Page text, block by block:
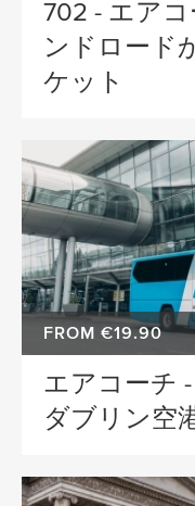
702 - エア
ンドロード
ケット
FROM €19.90
エアコーチ
ダブリン空